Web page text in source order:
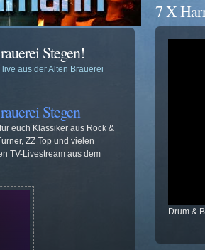
Stegen!
aus der Alten Brauerei
Stegen
euch Klassiker aus Rock &
ZZ Top und vielen
TV-Livestream aus dem
7 X
Drum &